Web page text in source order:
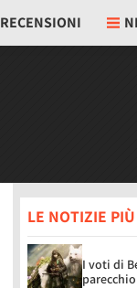
RECENSIONI
LE NOTIZIE
I voti di